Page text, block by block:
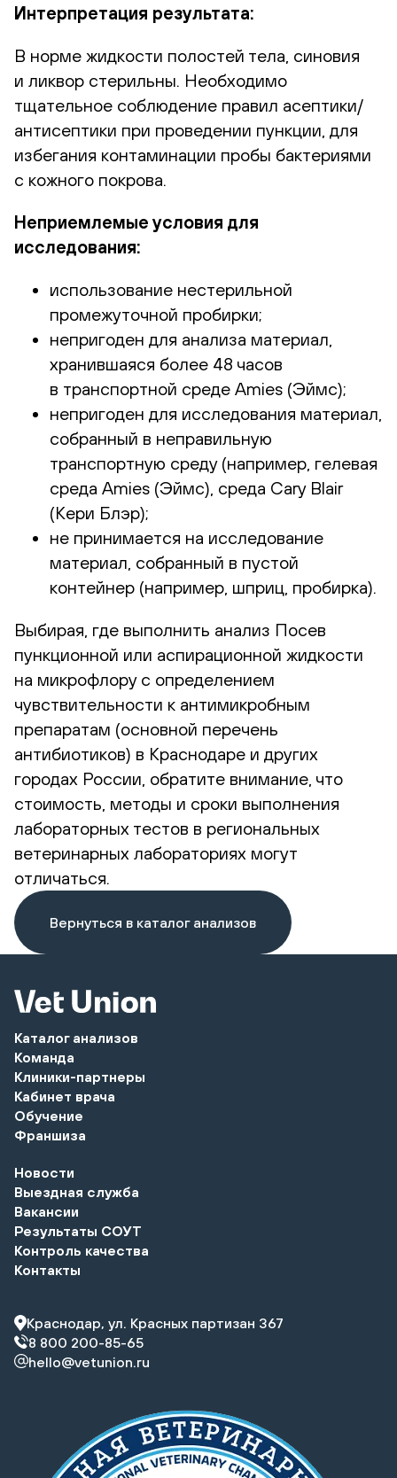
Интерпретация результата:
В норме жидкости полостей тела, синовия
и ликвор стерильны. Необходимо
тщательное соблюдение правил асептики/
антисептики при проведении пункции, для
избегания контаминации пробы бактериями
с кожного покрова.
Неприемлемые условия для
исследования:
использование нестерильной
промежуточной пробирки;
непригоден для анализа материал,
хранившаяся более 48 часов
в транспортной среде Amies (Эймс);
непригоден для исследования материал,
собранный в неправильную
транспортную среду (например, гелевая
среда Amies (Эймс), среда Cary Blair
(Кери Блэр);
не принимается на исследование
материал, собранный в пустой
контейнер (например, шприц, пробирка).
Выбирая, где выполнить анализ Посев
пункционной или аспирационной жидкости
на микрофлору с определением
чувствительности к антимикробным
препаратам (основной перечень
антибиотиков) в Краснодаре и других
городах России, обратите внимание, что
стоимость, методы и сроки выполнения
лабораторных тестов в региональных
ветеринарных лабораториях могут
отличаться.
Вернуться в каталог анализов
Каталог анализов
Команда
Клиники-партнеры
Кабинет врача
Обучение
Франшиза
Новости
Выездная служба
Вакансии
Результаты СОУТ
Контроль качества
Контакты
Краснодар, ул. Красных партизан 367
8 800 200-85-65
hello@vetunion.ru